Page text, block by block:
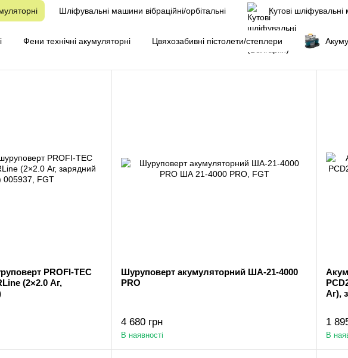
Шліфувальні машини вібраційні/орбітальні Кутові
Фени технічні акумуляторні Цвяхозабивні пістолети/степлери
PROFI-TEC
(2×2.0 Аг,
Шуруповерт акумуляторний ША-21-4000
PRO
4 680 грн
В наявності
Аг),
1
В